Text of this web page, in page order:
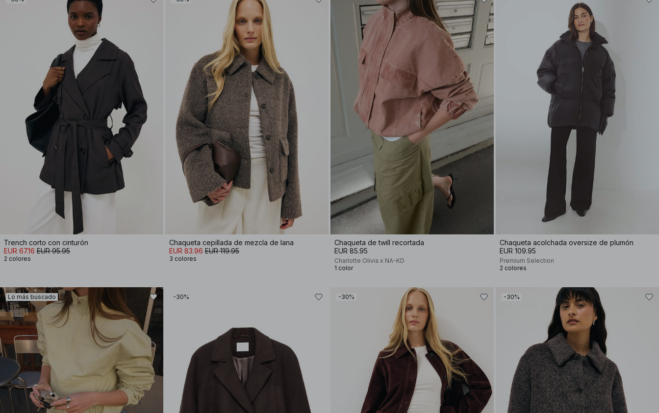
Trench corto con cinturón
EUR 67.16 EUR 95.95
2 colores
Chaqueta cepillada de mezcla de lana
EUR 83.96 EUR 119.95
3 colores
Chaqueta de twill recortada
EUR 85.95
Charlotte Olivia x NA-KD
1 color
Chaqueta acolchada oversize de plumón
EUR 109.95
Premium Selection
2 colores
Lo más buscado -30% -30% -30%